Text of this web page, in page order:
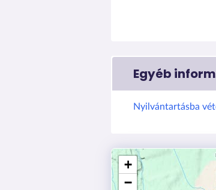
Egyéb
Nyilvántartásba
+
−